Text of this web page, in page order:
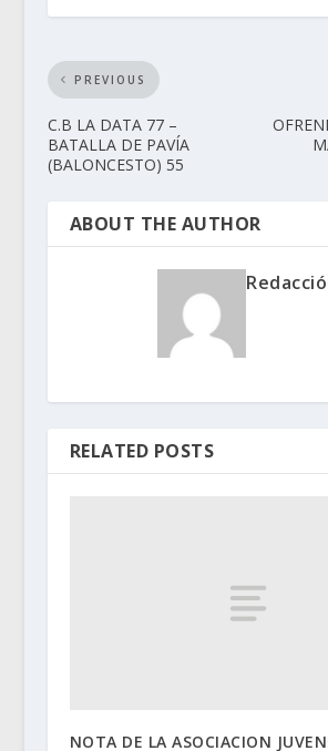
PREVIOUS
C.B LA DATA 77 –
BATALLA DE PAVÍA
(BALONCESTO) 55
ABOUT THE AUTHOR
RELATED POSTS
NOTA DE LA ASOCIACION